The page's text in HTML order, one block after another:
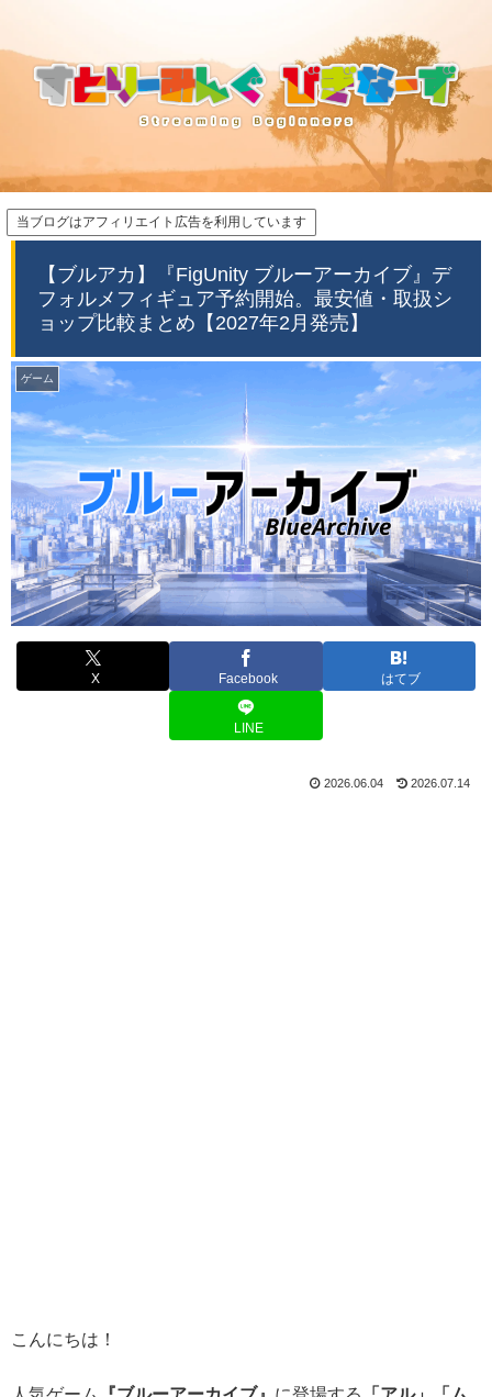
当ブログはアフィリエイト広告を利用しています
【ブルアカ】『FigUnity ブルーアーカイブ』デ
フォルメフィギュア予約開始。最安値・取扱シ
ョップ比較まとめ【2027年2月発売】
ゲーム
X Facebook はてブ
LINE
2026.06.04 2026.07.14
こんにちは！